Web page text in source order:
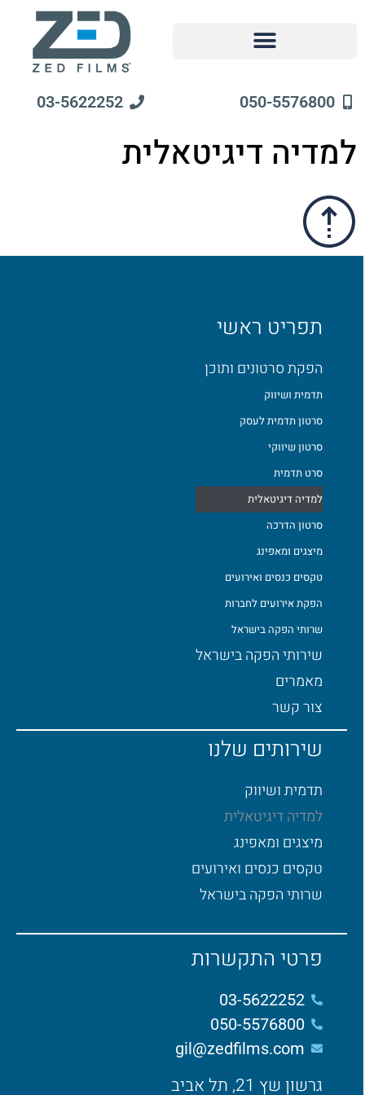
050-5576800
03-5622252
למדיה דיגיטאלית
תפריט ראשי
הפקת סרטונים ותוכן
תדמית ושיווק
סרטון תדמית לעסק
סרטון שיווקי
סרט תדמית
למדיה דיגיטאלית
סרטון הדרכה
מיצגים ומאפינג
טקסים כנסים ואירועים
הפקת אירועים לחברות
שרותי הפקה בישראל
שירותי הפקה בישראל
מאמרים
צור קשר
שירותים שלנו
תדמית ושיווק
למדיה דיגיטאלית
מיצגים ומאפינג
טקסים כנסים ואירועים
שרותי הפקה בישראל
פרטי התקשרות
03-5622252
050-5576800​
gil@zedfilms.com
גרשון שץ 21, תל אביב